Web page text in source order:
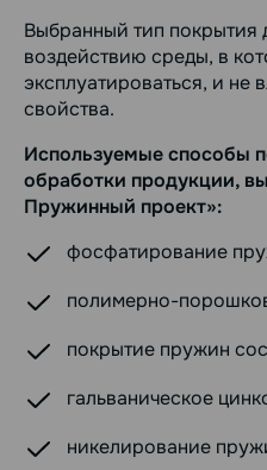
Выбранный тип покрытия
воздействию среды, в
эксплуатироваться, и не
свойства.
Используемые способы
обработки продукции,
Пружинный проект»:
фосфатирование
полимерно-
покрытие пружин
гальваническое
никелирование